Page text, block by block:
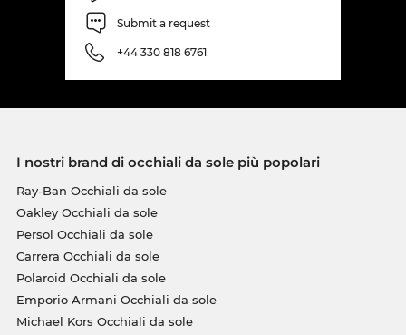
Submit a request
+44 330 818 6761
I nostri brand di occhiali da sole più popolari
Ray-Ban Occhiali da sole
Oakley Occhiali da sole
Persol Occhiali da sole
Carrera Occhiali da sole
Polaroid Occhiali da sole
Emporio Armani Occhiali da sole
Michael Kors Occhiali da sole